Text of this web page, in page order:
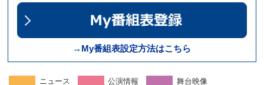
→My番組表設定方法はこちら
ニュース 公演情報
舞台映像